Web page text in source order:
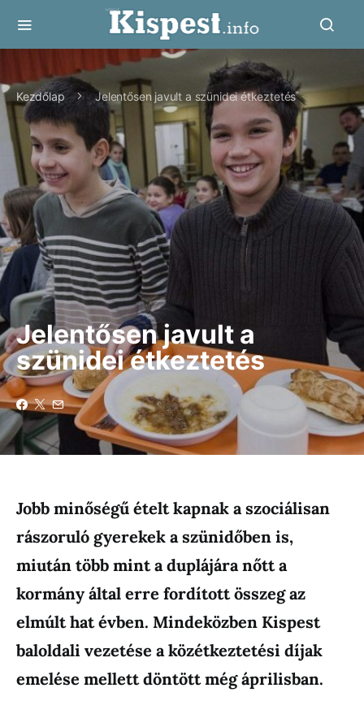
Kezdőlap Jelentősen javult a szünidei étkeztetés
Jelentősen javult a
szünidei étkeztetés
Jobb minőségű ételt kapnak a szociálisan
rászoruló gyerekek a szünidőben is,
miután több mint a duplájára nőtt a
kormány által erre fordított összeg az
elmúlt hat évben. Mindeközben Kispest
baloldali vezetése a közétkeztetési díjak
emelése mellett döntött még áprilisban.